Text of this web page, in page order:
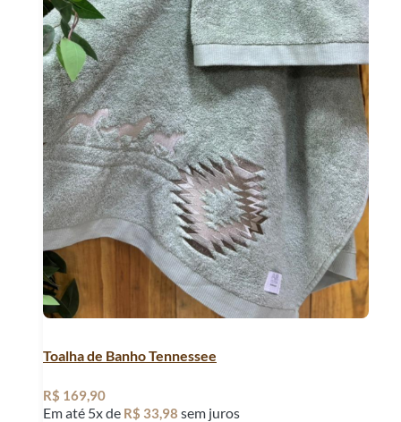
Toalha de Banho Tennessee
R$ 169,90
Em até 5x de R$ 33,98 sem juros